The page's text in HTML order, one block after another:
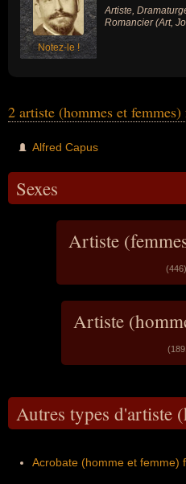
Notez-le !
Artiste,
Romancier (Art,
2 artiste (hommes et femmes)
Alfred Capus
Sexes
Artiste
(446)
Artiste
Autres types d'artiste
Acrobate (homme et femme)